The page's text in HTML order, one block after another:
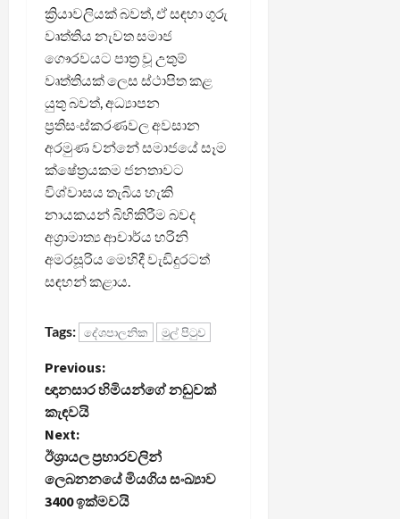
ක්‍රියාවලියක් බවත්, ඒ සඳහා ගුරු
වෘත්තිය නැවත සමාජ
ගෞරවයට පාත්‍ර වූ උතුම්
වෘත්තියක් ලෙස ස්ථාපිත කළ
යුතු බවත්, අධ්‍යාපන
ප්‍රතිසංස්කරණවල අවසාන
අරමුණ වන්නේ සමාජයේ සෑම
ක්ෂේත්‍රයකම ජනතාවට
විශ්වාසය තැබිය හැකි
නායකයන් බිහිකිරීම බවද
අග්‍රාමාත්‍ය ආචාර්ය හරිනි
අමරසූරිය මෙහිදී වැඩිදුරටත්
සඳහන් කළාය.
Tags: දේශපාලනික මුල් පිටුව
P
o
s
t
Previous:
ඥානසාර හිමියන්ගේ නඩුවක්
කැඳවයි
Next:
ඊශ්‍රායල ප්‍රහාරවලින්
ලෙබනනයේ මියගිය සංඛ්‍යාව
3400 ඉක්මවයි